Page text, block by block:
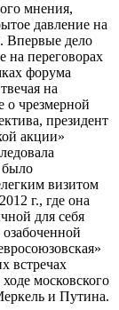
мнения,
давление на
Впервые дело
на переговорах
форума
на
о чрезмерной
президент
акции»
было
визитом
г., где она
для себя
встречах
московского
и Путина.